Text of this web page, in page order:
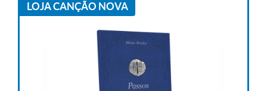
LOJA CANÇÃO NOVA